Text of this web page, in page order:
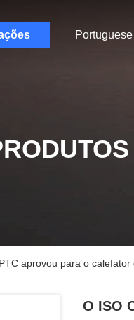
Portuguese
aprovou para o calefator
O ISO